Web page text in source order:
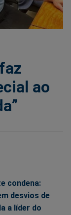
ao
condena:
desvios de
a líder do